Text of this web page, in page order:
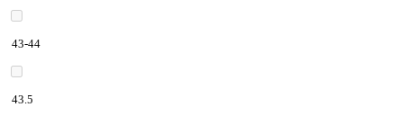
43-44
43.5